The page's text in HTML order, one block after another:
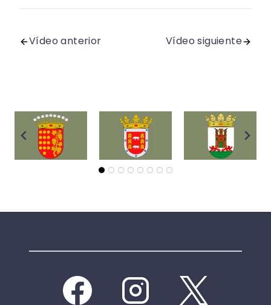
Vídeo anterior Vídeo siguiente